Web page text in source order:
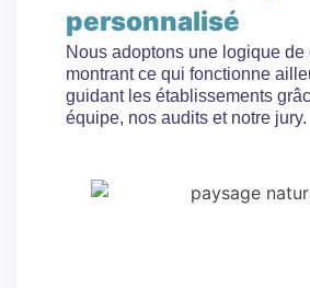
personnalisé
Nous adoptons une logique de
montrant ce qui fonctionne
guidant les établissements
équipe, nos audits et notre jury.